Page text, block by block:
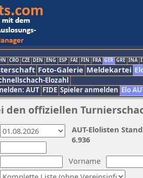
CRO CZE DEN ENG ESP FAI FIN FRA GER GRE INA
Foto-Galerie Meldekartei
Elozahl
AUT FIDE Spieler anmelden Elo
den offiziellen
Vorname
AUT-Elolisten
6.936